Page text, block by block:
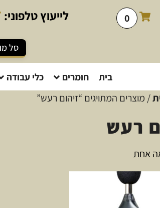
0 לייעוץטלפוני:
סל
בית חומרים כלי עבודה
/ מוצרים המתויגים “זיהום רעש”
רעש
אחת